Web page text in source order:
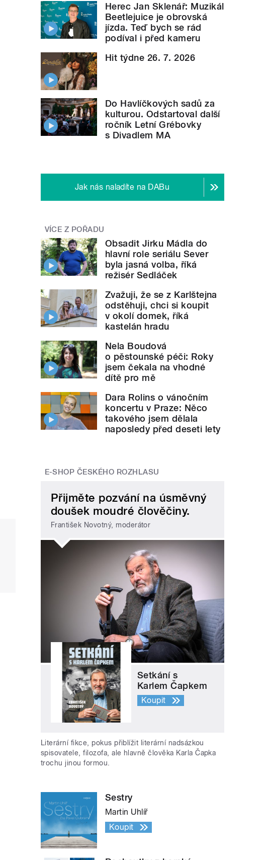
Herec Jan Sklenář: Muzikál
Beetlejuice je obrovská
jízda. Teď bych se rád
podíval i před kameru
Hit týdne 26. 7. 2026
Do Havlíčkových sadů za
kulturou. Odstartoval další
ročník Letní Grébovky
s Divadlem MA
Jak nás naladíte na DABu
VÍCE Z POŘADU
Obsadit Jirku Mádla do
hlavní role seriálu Sever
byla jasná volba, říká
režisér Sedláček
Zvažuji, že se z Karlštejna
odstěhuji, chci si koupit
v okolí domek, říká
kastelán hradu
Nela Boudová
o pěstounské péči: Roky
jsem čekala na vhodné
dítě pro mě
Dara Rolins o vánočním
koncertu v Praze: Něco
takového jsem dělala
naposledy před deseti lety
E-SHOP ČESKÉHO ROZHLASU
Přijměte pozvání na úsměvný
doušek moudré člověčiny.
František Novotný, moderátor
Setkání s
Karlem Čapkem
Koupit
Literární fikce, pokus přiblížit literární nadsázkou
spisovatele, filozofa, ale hlavně člověka Karla Čapka
trochu jinou formou.
Sestry
Martin Uhlíř
Koupit